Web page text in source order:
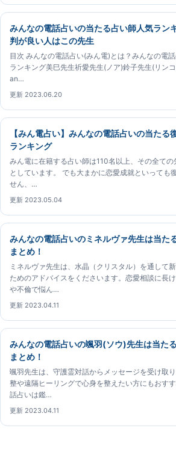
みんなの電話占いの当たる占い師人気ラン
判が良い人はこの先生
目次 みんなの電話占い(みん電)とは？みんなの電
ランキング美巳先生祈愛先生(ノア)鈴子先生(リン
an…
更新 2023.06.20
【みん電占い】みんなの電話占いの当たる
ランキング
みん電に在籍する占い師は110名以上、その全て
としています。 でも大まかに恋愛成就といっても
せん、…
更新 2023.05.04
みんなの電話占いのミネルヴァ先生は当た
まとめ！
ミネルヴァ先生は、水晶（クリスタル）を通して
ためのアドバイスをくださいます。恋愛相談に長
や不倫で悩ん…
更新 2023.04.11
みんなの電話占いの颯羽(ソウ)先生は当た
まとめ！
颯羽先生は、守護霊対話からメッセージを受け取
整や遠隔ヒーリングで心身を整えたい方にもおす
話占いは鑑…
更新 2023.04.11